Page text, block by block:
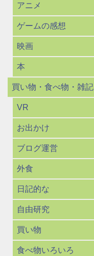
アニメ
ゲームの感想
映画
本
買い物・食べ物・雑記
VR
お出かけ
ブログ運営
外食
日記的な
自由研究
買い物
食べ物いろいろ